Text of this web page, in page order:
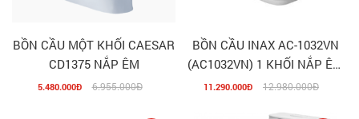
BỒN CẦU MỘT KHỐI CAESAR
CD1375 NẮP ÊM
5.480.000Đ 6.955.000Đ
BỒN CẦU INAX AC-1032VN
(AC1032VN) 1 KHỐI NẮP ÊM
AQUA CERAMIC
11.290.000Đ 12.980.000Đ